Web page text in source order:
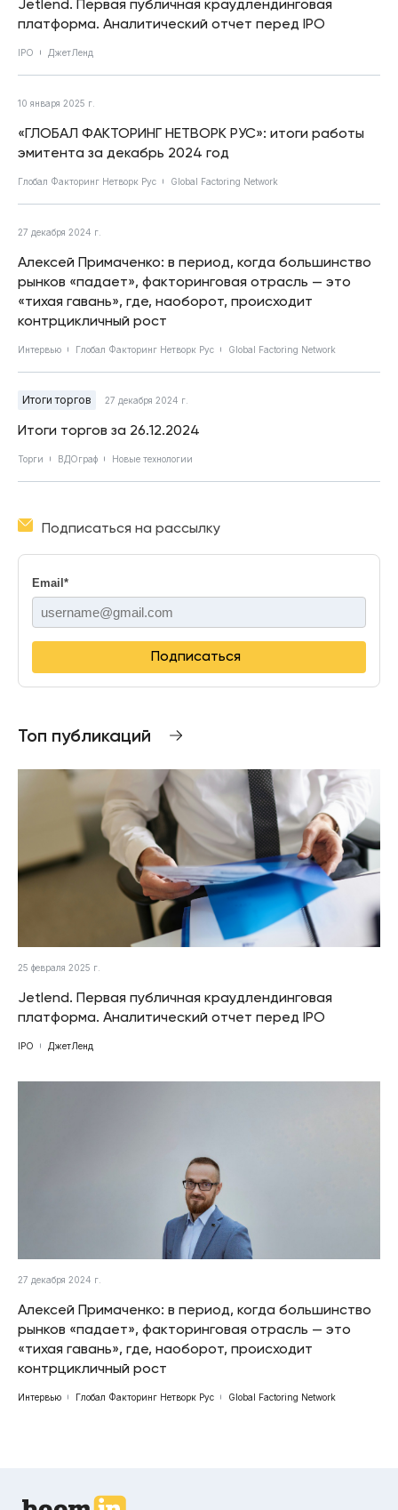
Jetlend. Первая публичная краудлендинговая
платформа. Аналитический отчет перед IPO
IPO ДжетЛенд
10 января 2025 г.
«ГЛОБАЛ ФАКТОРИНГ НЕТВОРК РУС»: итоги работы
эмитента за декабрь 2024 год
Глобал Факторинг Нетворк Рус Global Factoring Network
27 декабря 2024 г.
Алексей Примаченко: в период, когда большинство
рынков «падает», факторинговая отрасль — это
«тихая гавань», где, наоборот, происходит
контрцикличный рост
Интервью Глобал Факторинг Нетворк Рус Global Factoring Network
Итоги торгов 27 декабря 2024 г.
Итоги торгов за 26.12.2024
Торги ВДОграф Новые технологии
Подписаться на рассылку
Email *
Подписаться
Топ публикаций
25 февраля 2025 г.
Jetlend. Первая публичная краудлендинговая
платформа. Аналитический отчет перед IPO
IPO ДжетЛенд
27 декабря 2024 г.
Алексей Примаченко: в период, когда большинство
рынков «падает», факторинговая отрасль — это
«тихая гавань», где, наоборот, происходит
контрцикличный рост
Интервью Глобал Факторинг Нетворк Рус Global Factoring Network